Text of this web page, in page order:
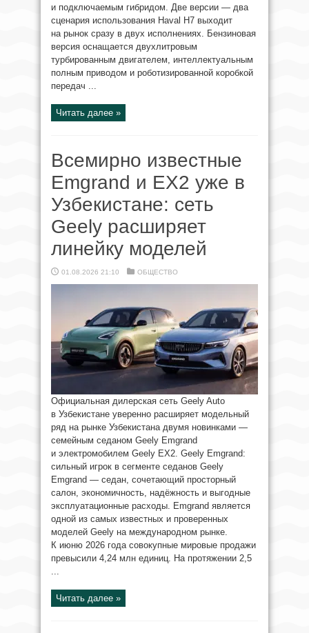
и подключаемым гибридом. Две версии — два
сценария использования Haval H7 выходит
на рынок сразу в двух исполнениях. Бензиновая
версия оснащается двухлитровым
турбированным двигателем, интеллектуальным
полным приводом и роботизированной коробкой
передач ...
Читать далее »
Всемирно известные
Emgrand и EX2 уже в
Узбекистане: сеть
Geely расширяет
линейку моделей
01.08.2026 21:10 ОБЩЕСТВО
Официальная дилерская сеть Geely Auto
в Узбекистане уверенно расширяет модельный
ряд на рынке Узбекистана двумя новинками —
семейным седаном Geely Emgrand
и электромобилем Geely EX2. Geely Emgrand:
сильный игрок в сегменте седанов Geely
Emgrand — седан, сочетающий просторный
салон, экономичность, надёжность и выгодные
эксплуатационные расходы. Emgrand является
одной из самых известных и проверенных
моделей Geely на международном рынке.
К июню 2026 года совокупные мировые продажи
превысили 4,24 млн единиц. На протяжении 2,5
...
Читать далее »